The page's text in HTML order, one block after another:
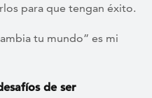
para que tengan éxito.
tu mundo” es mi
de ser